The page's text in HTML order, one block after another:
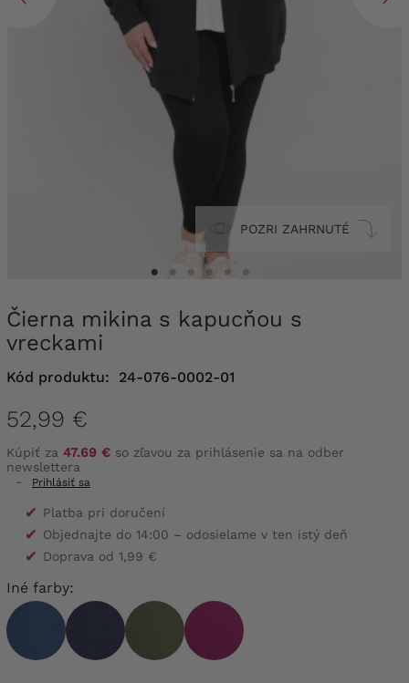
POZRI ZAHRNUTÉ
Čierna mikina s kapucňou s
vreckami
Kód produktu: 24-076-0002-01
52,99 €
Kúpiť za 47.69 € so zľavou za prihlásenie sa na odber
newslettera
-
Prihlásiť sa
✔ Platba pri doručení
✔ Objednajte do 14:00 – odosielame v ten istý deň
✔ Doprava od 1,99 €
Iné farby: